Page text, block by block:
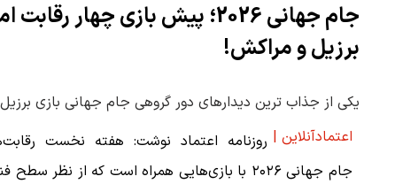
جام جهانی 2026؛ پیش بازی
برزیل و مراکش!
یکی از جذاب ترین دیدارهای دور گروهی جام جهانی بازی
اعتمادآنلاین | روزنامه اعتماد نوشت: هفته نخست
جام جهانی ۲۰۲۶ با بازی‌هایی همراه است که از نظر سطح